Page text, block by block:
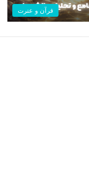
قرآن و عترت